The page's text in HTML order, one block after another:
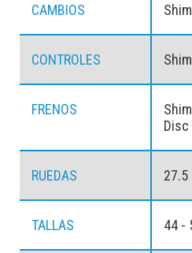
CAMBIOS
CONTROLES
FRENOS
Disc
RUEDAS 27.5
TALLAS 44 -